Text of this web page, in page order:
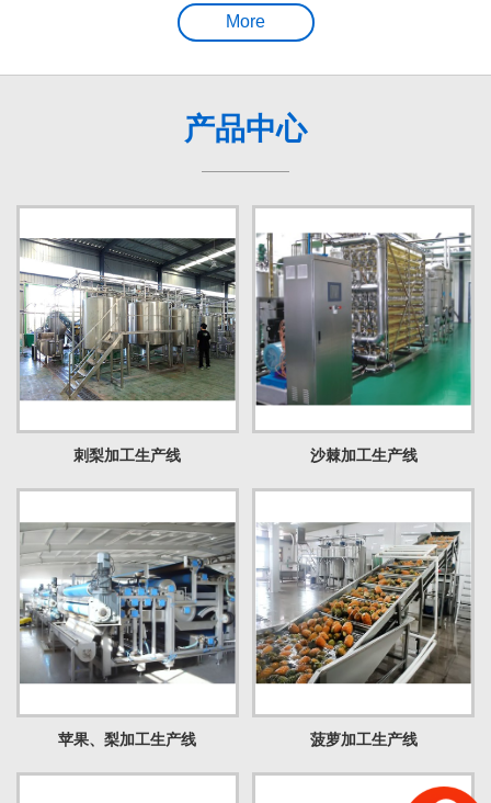
More
产品中心
刺梨加工生产线 沙棘加工生产线
苹果、梨加工生产线 菠萝加工生产线